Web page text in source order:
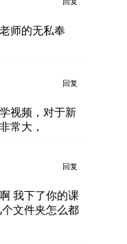
师的无私奉
回复
视频，对于新
常大，
回复
我下了你的课
文件夹怎么都